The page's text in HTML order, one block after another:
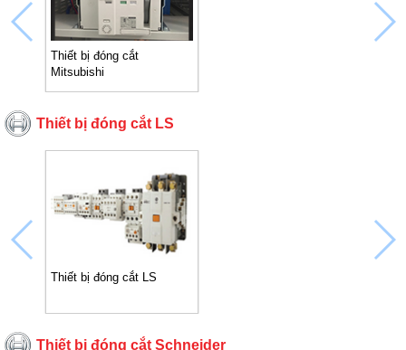
Thiết bị đóng cắt
Mitsubishi
Thiết bị đóng cắt LS
Thiết bị đóng cắt LS
Thiết bị đóng cắt Schneider